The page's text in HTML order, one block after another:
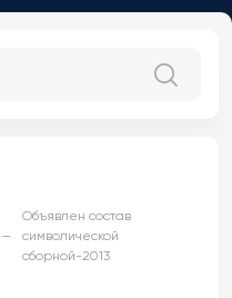
Объявлен состав
символической
сборной-2013